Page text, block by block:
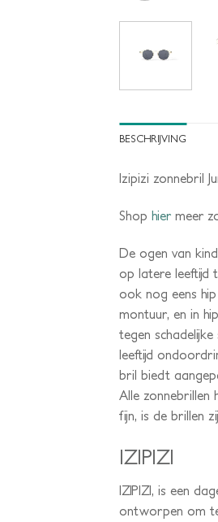
BESCHRIJVING
Izipizi zonnebril
Shop hier meer
De ogen van
op latere leeftijd
ook nog eens
montuur, en in
tegen
leeftijd
bril biedt
Alle zonnebrillen
fijn, is de brillen
IZIPIZI
IZIPIZI, is een
ontworpen om